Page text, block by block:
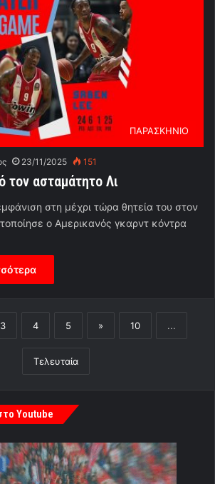
ΠΑΡΑΣΚΗΝΙΟ
23/11/2025 151
τον ασταμάτητο Λι
στη μέχρι τώρα θητεία του στον
ο Αμερικανός γκαρντ κόντρα
3 4 5 » 10 ...
Τελευταία
Youtube